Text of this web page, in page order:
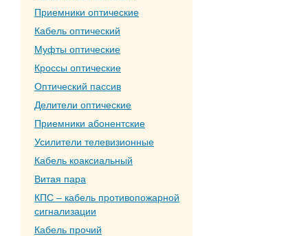
Приемники оптические
Кабель оптический
Муфты оптические
Кроссы оптические
Оптический пассив
Делители оптические
Приемники абонентские
Усилители телевизионные
Кабель коаксиальный
Витая пара
КПС – кабель противопожарной
сигнализации
Кабель прочий